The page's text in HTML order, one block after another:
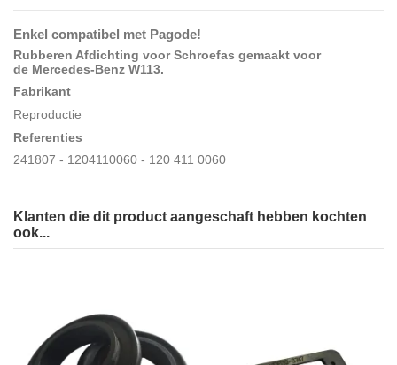
Enkel compatibel met Pagode!
Rubberen Afdichting voor Schroefas gemaakt voor
de Mercedes-Benz W113.
Fabrikant
Reproductie
Referenties
241807 - 1204110060 - 120 411 0060
Klanten die dit product aangeschaft hebben kochten
ook...